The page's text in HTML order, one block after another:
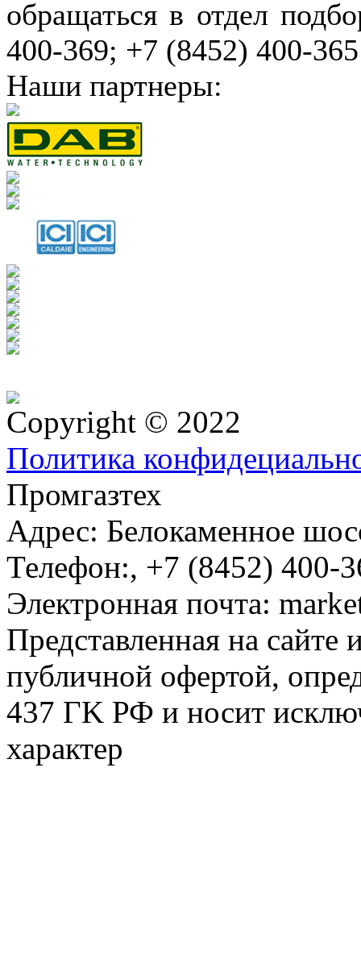
обращаться в отдел
400-369; +7 (8452) 400-365
Наши партнеры:
Copyright © 2022
Политика
Промгазтех
Адрес: Белокаменное
Телефон:, +7 (8452) 400-
Электронная почта:
Представленная на сайте
публичной офертой,
437 ГK РФ и носит
характер